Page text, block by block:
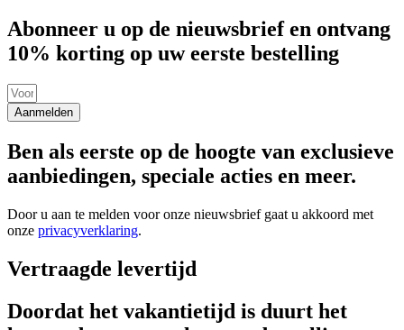
Abonneer u op de nieuwsbrief en ontvang
10% korting op uw eerste bestelling
Aanmelden
Ben als eerste op de hoogte van exclusieve
aanbiedingen, speciale acties en meer.
Door u aan te melden voor onze nieuwsbrief gaat u akkoord met
onze privacyverklaring.
Vertraagde levertijd
Doordat het vakantietijd is duurt het